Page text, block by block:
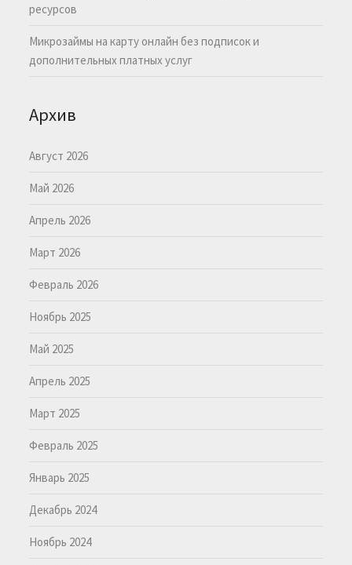
ресурсов
Микрозаймы на карту онлайн без подписок и
дополнительных платных услуг
Архив
Август 2026
Май 2026
Апрель 2026
Март 2026
Февраль 2026
Ноябрь 2025
Май 2025
Апрель 2025
Март 2025
Февраль 2025
Январь 2025
Декабрь 2024
Ноябрь 2024